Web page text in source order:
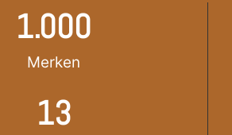
Merken
1.000
13